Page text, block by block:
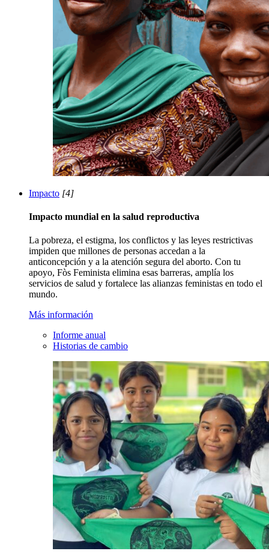
Impacto [4]
Impacto mundial en la salud reproductiva
La pobreza, el estigma, los conflictos y las leyes restrictivas
impiden que millones de personas accedan a la
anticoncepción y a la atención segura del aborto. Con tu
apoyo, Fòs Feminista elimina esas barreras, amplía los
servicios de salud y fortalece las alianzas feministas en todo el
mundo.
Más información
Informe anual
Historias de cambio